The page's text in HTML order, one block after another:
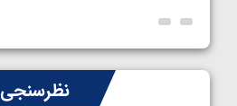
نظرسنجی